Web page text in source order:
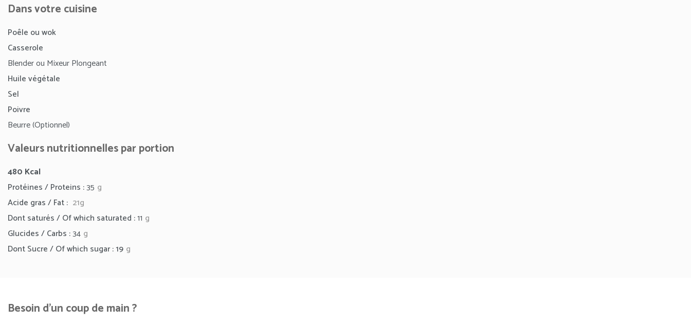
Dans votre cuisine
Poêle ou wok
Casserole
Blender ou Mixeur Plongeant
Huile végétale
Sel
Poivre
Beurre (Optionnel)
Valeurs nutritionnelles par portion
480 Kcal
Protéines / Proteins :35 g
Acide gras / Fat : 21g
Dont saturés / Of which saturated :11 g
Glucides / Carbs :34 g
Dont Sucre / Of which sugar : 19 g
Besoin d'un coup de main ?